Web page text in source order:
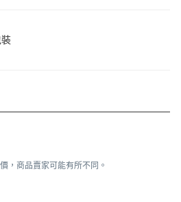
，商品賣家可能有所不同。